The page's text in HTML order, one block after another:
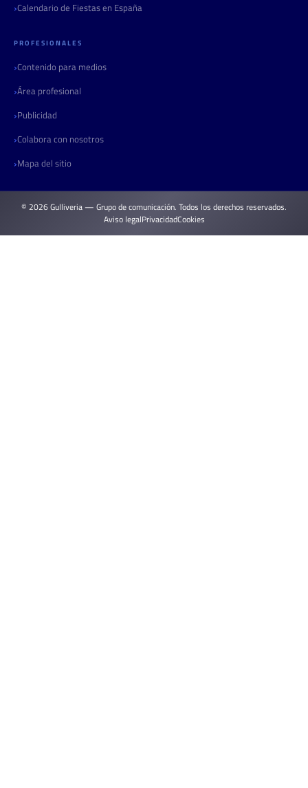
Calendario de Fiestas en España
PROFESIONALES
Contenido para medios
Área profesional
Publicidad
Colabora con nosotros
Mapa del sitio
© 2026 Gulliveria — Grupo de comunicación. Todos los derechos reservados.
Aviso legalPrivacidadCookies